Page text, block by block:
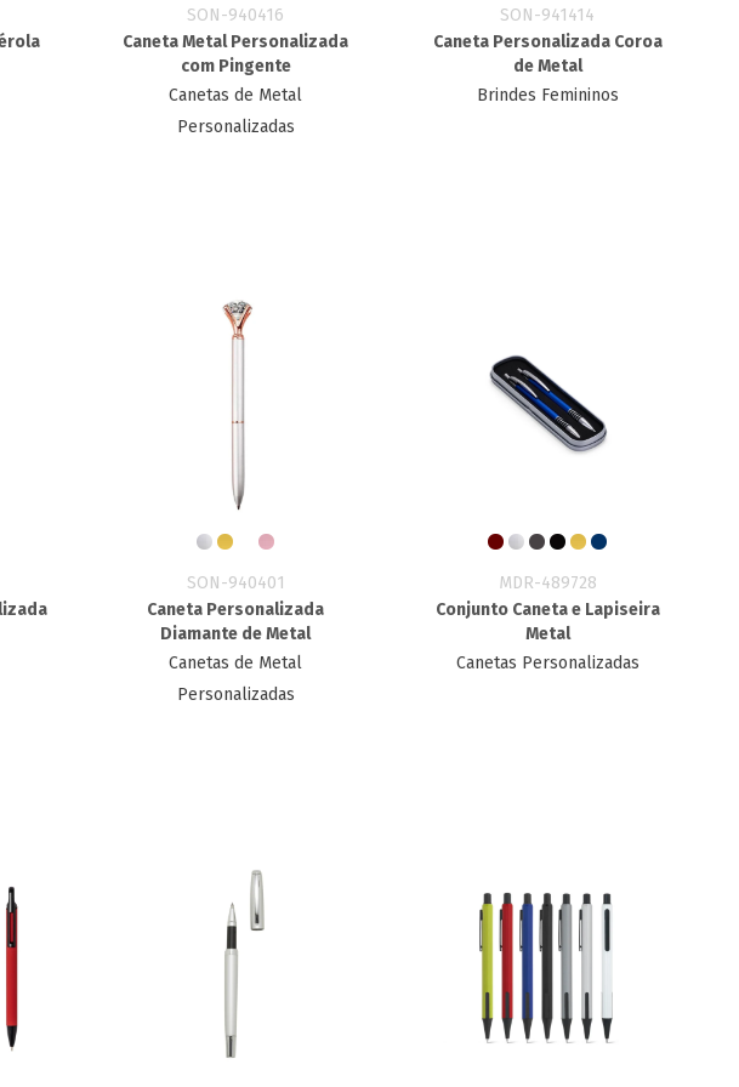
SON-940416
Caneta Metal Personalizada
com Pingente
Canetas de Metal
Personalizadas
SON-941414
Caneta Personalizada Coroa
de Metal
Brindes Femininos
SON-940401
Caneta Personalizada
Diamante de Metal
Canetas de Metal
Personalizadas
MDR-489728
Conjunto Caneta e Lapiseira
Metal
Canetas Personalizadas